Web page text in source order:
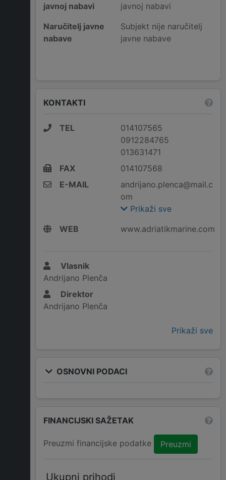
javnoj nabavi
javnoj nabavi
Naručitelj javne
nabave
Subjekt nije naručitelj
javne nabave
KONTAKTI
TEL
014107565
0912284765
013631471
FAX
014107568
E-MAIL
andrijano.plenca@mail.c
om
Prikaži sve
WEB
www.adriatikmarine.com
Vlasnik
Andrijano Plenča
Direktor
Andrijano Plenča
Prikaži sve
OSNOVNI PODACI
FINANCIJSKI SAŽETAK
Preuzmi financijske podatke Preuzmi
Ukupni prihodi